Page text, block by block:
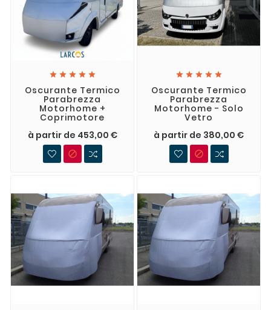
    
Oscurante Termico
Parabrezza
Motorhome +
Coprimotore
à partir de 453,00 €

    
Oscurante Termico
Parabrezza
Motorhome - Solo
Vetro
à partir de 380,00 €
